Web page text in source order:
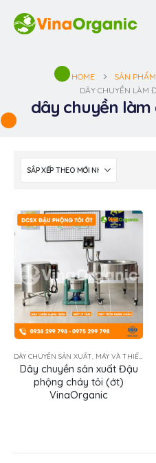
HOME SẢN PHẨM
DÂY CHUYỀN LÀM
dây chuyền
DÂY CHUYỀN SẢN XUẤT, MÁY VÀ THIẾT BỊ THỰC PHẨM
Dây chuyền sản xuất Đậu
phộng cháy tỏi (ớt)
VinaOrganic